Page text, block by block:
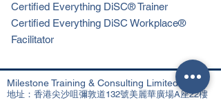
Certified Everything DiSC® Trainer
Certified Everything DiSC Workplace®
Facilitator
Milestone Training & Consulting Limited
地址：香港尖沙咀彌敦道132號美麗華廣場A座22樓